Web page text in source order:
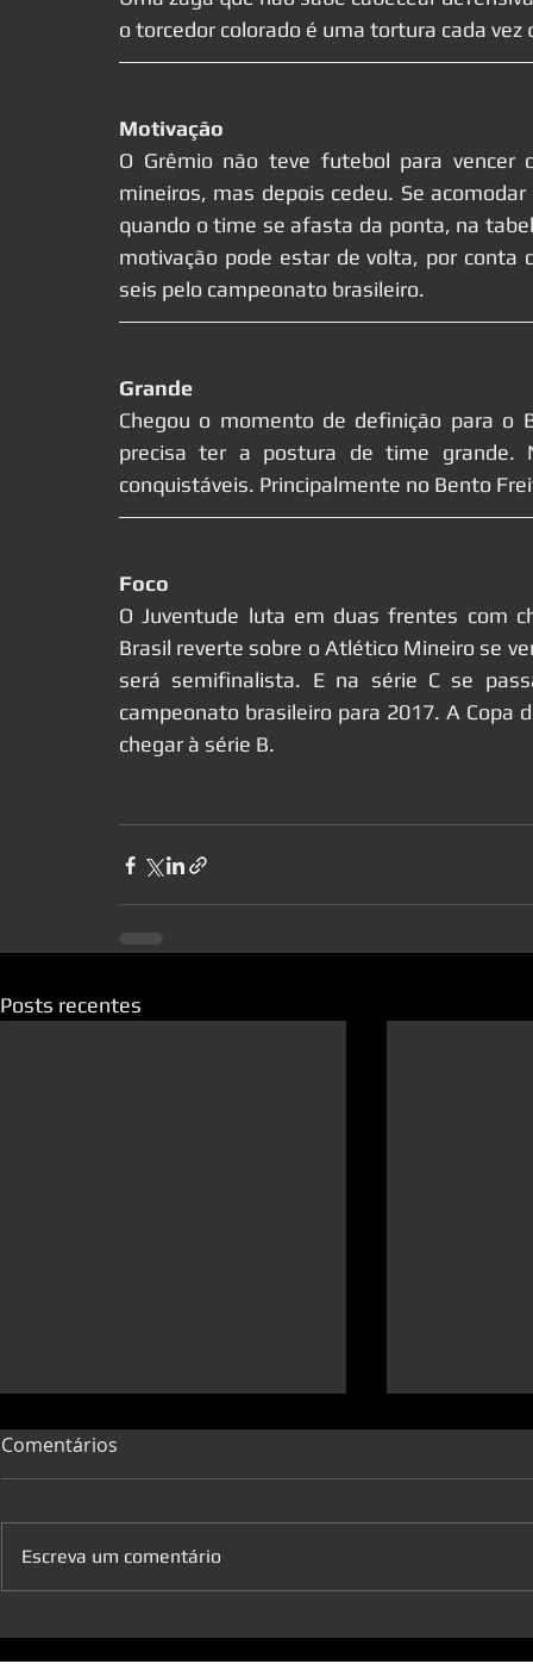
o torcedor colorado é uma tortura cada vez
Motivação
O Grêmio não teve futebol para vencer
mineiros, mas depois cedeu. Se
quando o time se afasta da ponta, na
motivação pode estar de volta, por conta
seis pelo campeonato brasileiro.
Grande
Chegou o momento de definição para o
precisa ter a postura de time grande.
conquistáveis. Principalmente no Bento
Foco
O Juventude luta em duas frentes com
Brasil reverte sobre o Atlético Mineiro se
será semifinalista. E na série C se
campeonato brasileiro para 2017. A Copa
chegar à série B.
Posts recentes
Fechar não é a solução!
do
Comentários
Escreva um comentário